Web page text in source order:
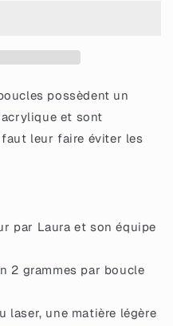
possèdent un
et sont
leur faire éviter les
par Laura et son équipe
2 grammes par boucle
laser, une matière légère